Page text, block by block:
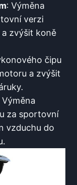
: Výměna
verzi
zvýšit koně
čipu
a zvýšit
Výměna
za sportovní
vzduchu do